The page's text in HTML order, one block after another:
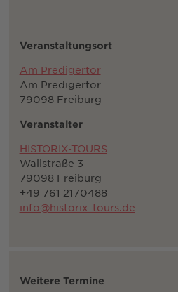
Veranstaltungsort
Am Predigertor
Am Predigertor
79098 Freiburg
Veranstalter
HISTORIX-TOURS
Wallstraße 3
79098 Freiburg
+49 761 2170488
info@historix-tours.de
Weitere Termine